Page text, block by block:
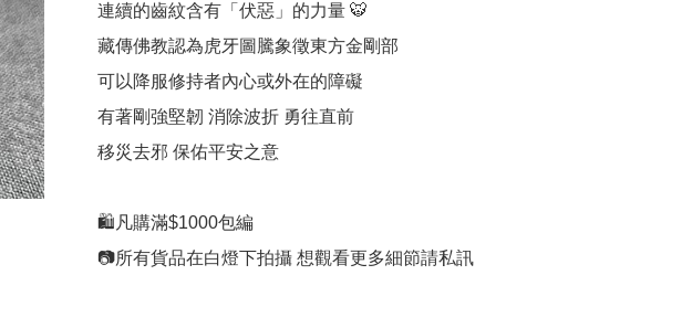
連續的齒紋含有「伏惡」的力量 🐯
藏傳佛教認為虎牙圖騰象徵東方金剛部
可以降服修持者內心或外在的障礙
有著剛強堅韌 消除波折 勇往直前
移災去邪 保佑平安之意
🛍凡購滿$1000包編